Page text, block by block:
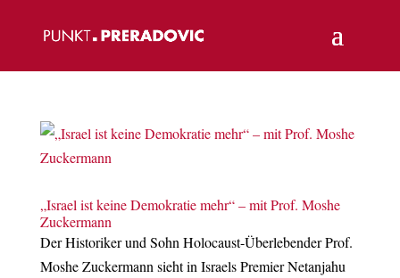
„Israel ist keine Demokratie mehr“ – mit Prof. Moshe
Zuckermann
Der Historiker und Sohn Holocaust-Überlebender Prof.
Moshe Zuckermann sieht in Israels Premier Netanjahu